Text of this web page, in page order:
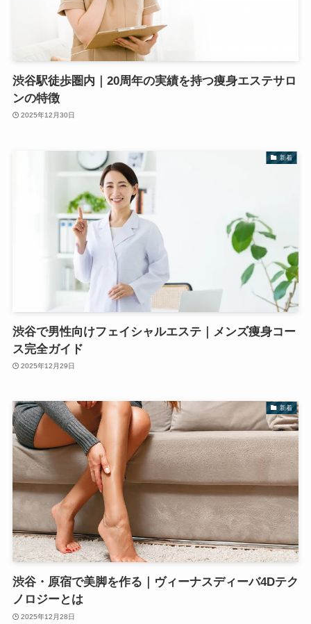
渋谷駅徒歩圏内｜20周年の実績を持つ痩身エステサロ
ンの特徴
2025年12月30日
新着
渋谷で男性向けフェイシャルエステ｜メンズ痩身コー
ス完全ガイド
2025年12月29日
新着
渋谷・原宿で美脚を作る｜ヴィーナスディーバ4Dテク
ノロジーとは
2025年12月28日